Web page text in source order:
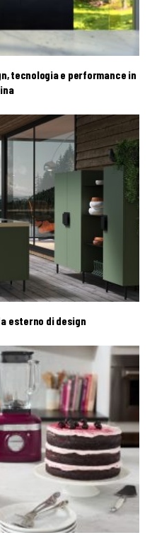
tecnologia e performance in
esterno di design